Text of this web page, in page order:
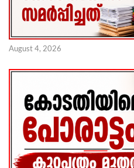
August 4, 2026